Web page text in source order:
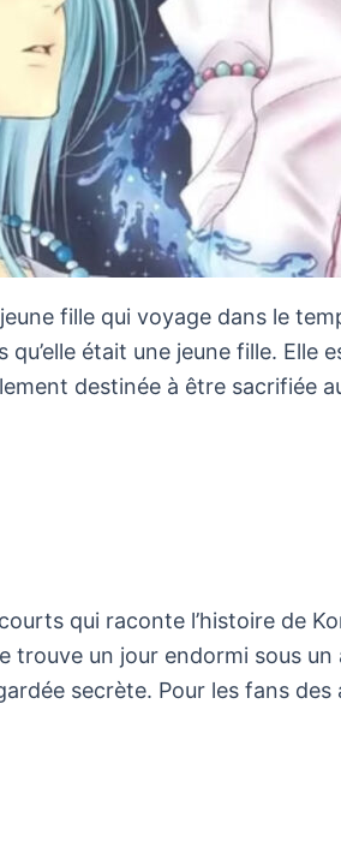
fille qui voyage dans le
était une jeune fille.
destinée à être sacrifiée
qui raconte l’histoire de
trouve un jour endormi sous
secrète. Pour les fans